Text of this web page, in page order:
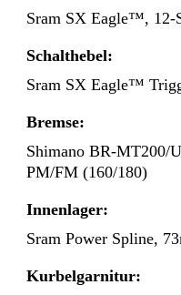
Sram SX Eagle™, 12-
Schalthebel:
Sram SX Eagle™
Bremse:
Shimano BR-MT200/
PM/FM (160/180)
Innenlager:
Sram Power Spline,
Kurbelgarnitur: